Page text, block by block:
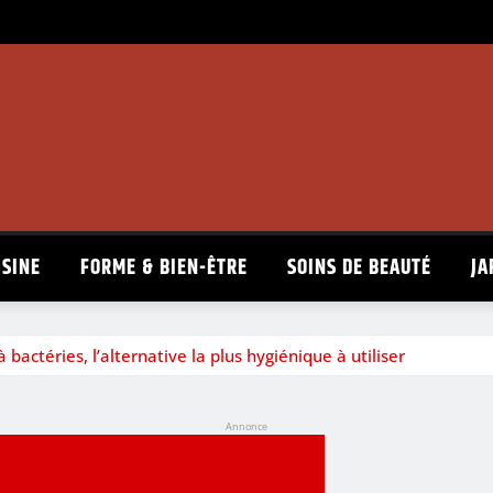
FORME & BIEN-ÊTRE SOINS DE BEAUTÉ
bactéries, l’alternative la plus hygiénique à utiliser
Annonce